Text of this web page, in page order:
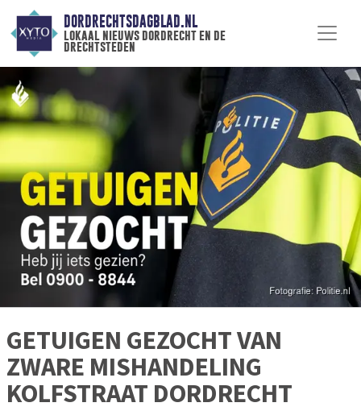
DORDRECHTSDAGBLAD.NL
lokaal nieuws dordrecht en de
drechtsteden
GETUIGEN GEZOCHT VAN
ZWARE MISHANDELING
KOLFSTRAAT DORDRECHT